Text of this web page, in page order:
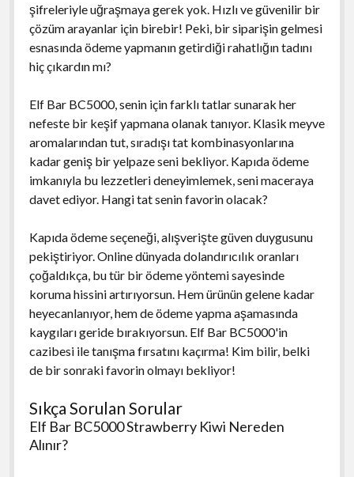
şifreleriyle uğraşmaya gerek yok. Hızlı ve güvenilir bir
çözüm arayanlar için birebir! Peki, bir siparişin gelmesi
esnasında ödeme yapmanın getirdiği rahatlığın tadını
hiç çıkardın mı?
Elf Bar BC5000, senin için farklı tatlar sunarak her
nefeste bir keşif yapmana olanak tanıyor. Klasik meyve
aromalarından tut, sıradışı tat kombinasyonlarına
kadar geniş bir yelpaze seni bekliyor. Kapıda ödeme
imkanıyla bu lezzetleri deneyimlemek, seni maceraya
davet ediyor. Hangi tat senin favorin olacak?
Kapıda ödeme seçeneği, alışverişte güven duygusunu
pekiştiriyor. Online dünyada dolandırıcılık oranları
çoğaldıkça, bu tür bir ödeme yöntemi sayesinde
koruma hissini artırıyorsun. Hem ürünün gelene kadar
heyecanlanıyor, hem de ödeme yapma aşamasında
kaygıları geride bırakıyorsun. Elf Bar BC5000'in
cazibesi ile tanışma fırsatını kaçırma! Kim bilir, belki
de bir sonraki favorin olmayı bekliyor!
Sıkça Sorulan Sorular
Elf Bar BC5000 Strawberry Kiwi Nereden
Alınır?